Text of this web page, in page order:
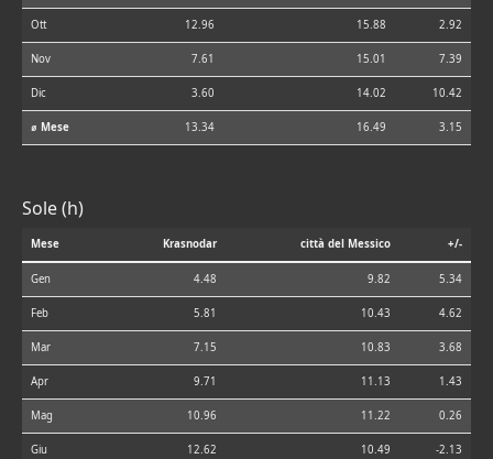
Ott 12.96 15.88 2.92
Nov 7.61 15.01 7.39
Dic 3.60 14.02 10.42
⌀ Mese 13.34 16.49 3.15
Sole (h)
Mese Krasnodar città del Messico +/-
Gen 4.48 9.82 5.34
Feb 5.81 10.43 4.62
Mar 7.15 10.83 3.68
Apr 9.71 11.13 1.43
Mag 10.96 11.22 0.26
Giu 12.62 10.49 -2.13